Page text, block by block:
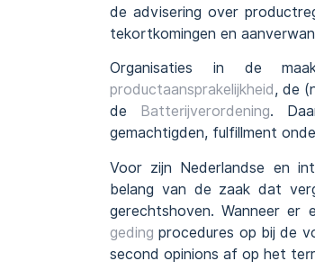
de advisering over
tekortkomingen en
Organisaties in de
productaansprakelijkheid , de
de
Batterijverordening.
gemachtigden, fulfillment
Voor zijn Nederlandse en
belang van de zaak dat
gerechtshoven. Wanneer
geding procedures op bij de
second opinions af op het